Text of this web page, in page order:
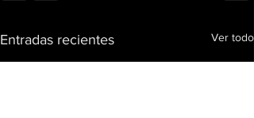
Entradas recientes Ver todo